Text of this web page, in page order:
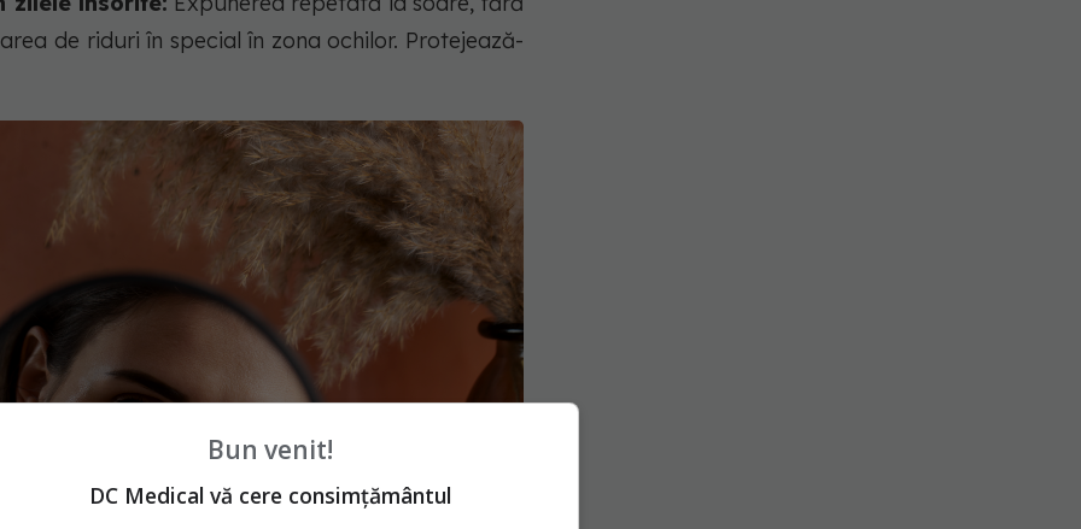
de riduri în special în zona ochilor. Protejează-
Bun venit!
DC Medical vă cere consimțământul